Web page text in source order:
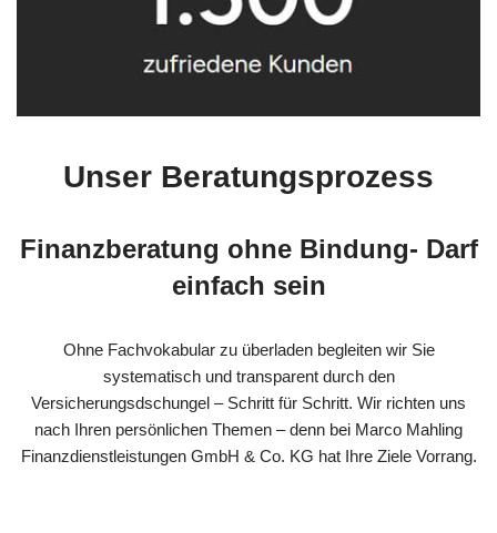
Unser Beratungsprozess
Finanzberatung ohne Bindung- Darf
einfach sein
Ohne Fachvokabular zu überladen begleiten wir Sie
systematisch und transparent durch den
Versicherungsdschungel – Schritt für Schritt. Wir richten uns
nach Ihren persönlichen Themen – denn bei Marco Mahling
Finanzdienstleistungen GmbH & Co. KG hat Ihre Ziele Vorrang.